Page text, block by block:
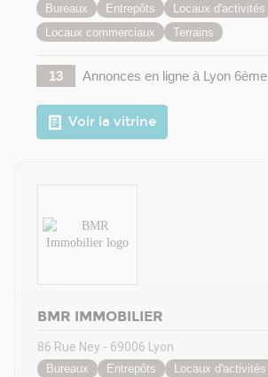
Bureaux Entrepôts
Locaux d'activités
Locaux commerciaux
Terrains
13 Annonces en ligneà Lyon 6ème
Voir la vitrine
BMR IMMOBILIER
86 Rue Ney - 69006 Lyon
Bureaux Entrepôts
Locaux d'activités